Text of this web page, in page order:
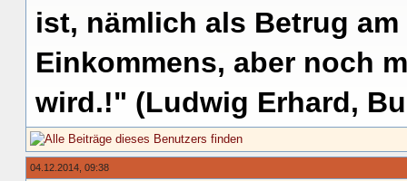
ist, nämlich als Betrug
Einkommens, aber noch
wird.!" (Ludwig Erhard,
04.12.2014, 09:38